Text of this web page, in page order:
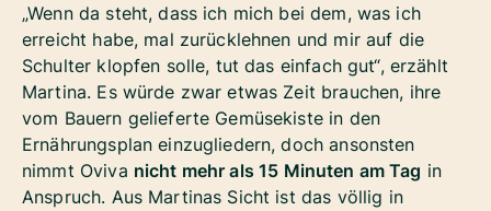
„Wenn da steht, dass ich mich bei dem, was ich
erreicht habe, mal zurücklehnen und mir auf die
Schulter klopfen solle, tut das einfach gut“, erzählt
Martina. Es würde zwar etwas Zeit brauchen, ihre
vom Bauern gelieferte Gemüsekiste in den
Ernährungsplan einzugliedern, doch ansonsten
nimmt Oviva nicht mehr als 15 Minuten am Tag in
Anspruch. Aus Martinas Sicht ist das völlig in